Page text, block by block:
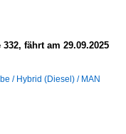
fährt am 29.09.2025
/ Hybrid (Diesel) / MAN